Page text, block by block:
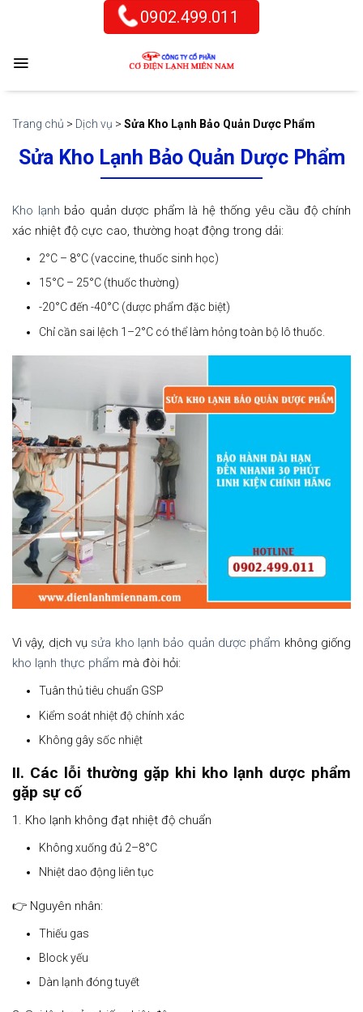
0902.499.011
Trang chủ > Dịch vụ > Sửa Kho Lạnh Bảo Quản Dược Phẩm
Sửa Kho Lạnh Bảo Quản Dược Phẩm
Kho lạnh bảo quản dược phẩm là hệ thống yêu cầu độ chính
xác nhiệt độ cực cao, thường hoạt động trong dải:
2°C – 8°C (vaccine, thuốc sinh học)
15°C – 25°C (thuốc thường)
-20°C đến -40°C (dược phẩm đặc biệt)
Chỉ cần sai lệch 1–2°C có thể làm hỏng toàn bộ lô thuốc.
Vì vậy, dịch vụ sửa kho lạnh bảo quản dược phẩm không giống
kho lạnh thực phẩm mà đòi hỏi:
Tuân thủ tiêu chuẩn GSP
Kiểm soát nhiệt độ chính xác
Không gây sốc nhiệt
II. Các lỗi thường gặp khi kho lạnh dược phẩm
gặp sự cố
1. Kho lạnh không đạt nhiệt độ chuẩn
Không xuống đủ 2–8°C
Nhiệt dao động liên tục
👉 Nguyên nhân:
Thiếu gas
Block yếu
Dàn lạnh đóng tuyết